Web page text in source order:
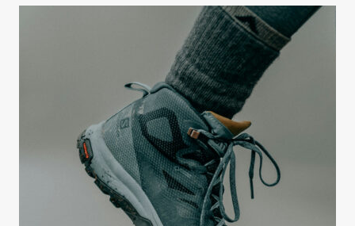
BOTAS
COMO
NUEVAS
Y
TUS
PIES
SECOS